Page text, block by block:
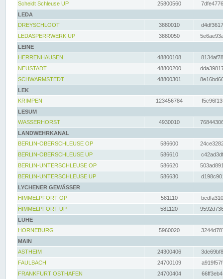
Scheidt Schleuse UP
25800560
LEDA
DREYSCHLOOT
3880010
LEDASPERRWERK UP
3880050
LEINE
HERRENHAUSEN
48800108
NEUSTADT
48800200
SCHWARMSTEDT
48800301
LEK
KRIMPEN
123456784
LESUM
WASSERHORST
4930010
LANDWEHRKANAL
BERLIN-OBERSCHLEUSE OP
586600
BERLIN-OBERSCHLEUSE UP
586610
BERLIN-UNTERSCHLEUSE OP
586620
BERLIN-UNTERSCHLEUSE UP
586630
LYCHENER GEWÄSSER
HIMMELPFORT OP
581110
HIMMELPFORT UP
581120
LÜHE
HORNEBURG
5960020
MAIN
ASTHEIM
24300406
FAULBACH
24700109
FRANKFURT OSTHAFEN
24700404